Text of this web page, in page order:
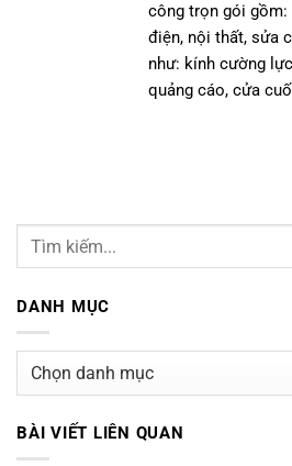
công trọn gói gồm:
điện, nội thất, sửa
như: kính cường
quảng cáo, cửa
DANH MỤC
mục
BÀI VIẾT LIÊN QUAN